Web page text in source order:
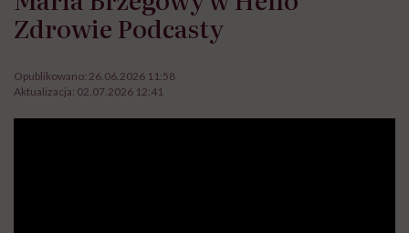
Zdrowie Podcasty
Opublikowano: 26.06.2026 11:58
Aktualizacja: 02.07.2026 12:41